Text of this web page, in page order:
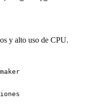
y alto uso de CPU.